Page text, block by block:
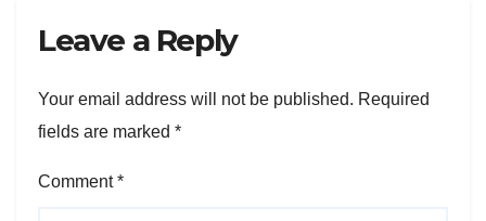
Leave a Reply
Your email address will not be published. Required
fields are marked *
Comment*